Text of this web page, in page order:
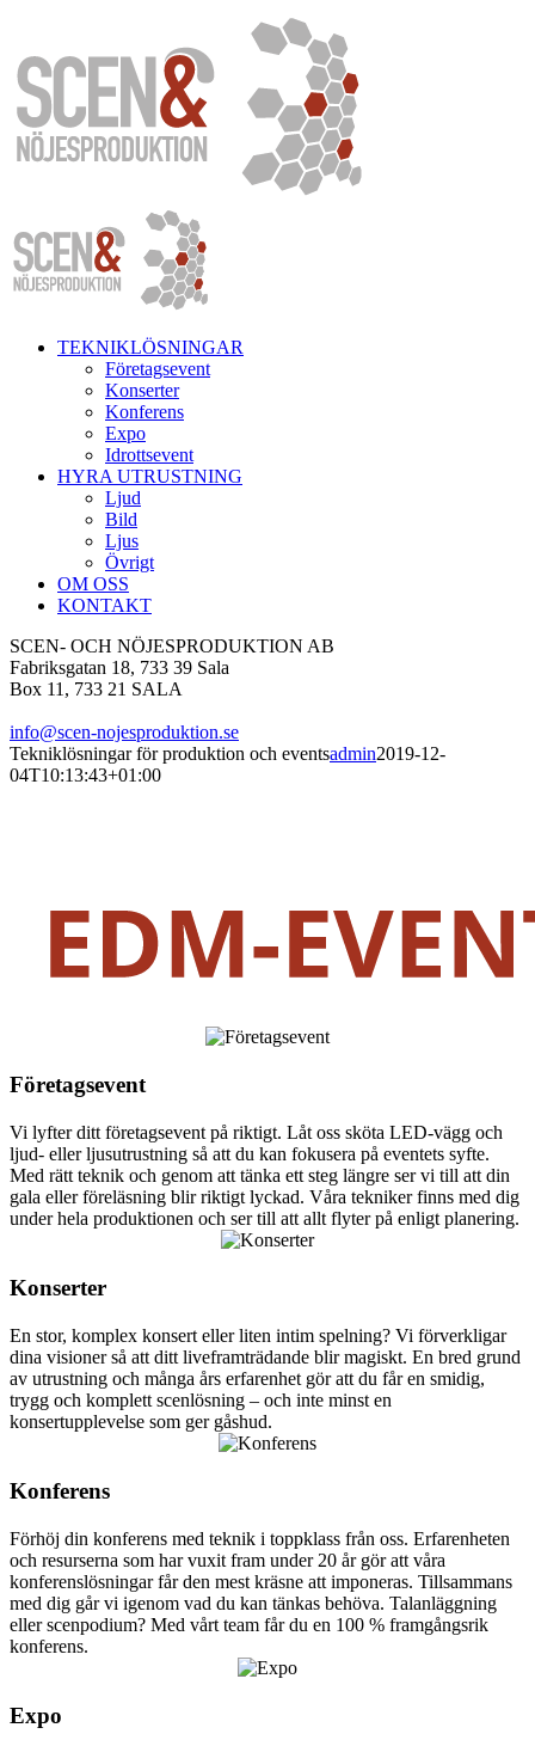
innehållet
TEKNIKLÖSNINGAR
Företagsevent
Konserter
Konferens
Expo
Idrottsevent
HYRA UTRUSTNING
Ljud
Bild
Ljus
Övrigt
OM OSS
KONTAKT
SCEN- OCH NÖJESPRODUKTION AB
Fabriksgatan 18, 733 39 Sala
Box 11, 733 21 SALA
info@scen-nojesproduktion.se
Tekniklösningar för produktion och eventsadmin2019-12-
04T10:13:43+01:00
Företagsevent
Vi lyfter ditt företagsevent på riktigt. Låt oss sköta LED-vägg och
ljud- eller ljusutrustning så att du kan fokusera på eventets syfte.
Med rätt teknik och genom att tänka ett steg längre ser vi till att din
gala eller föreläsning blir riktigt lyckad. Våra tekniker finns med dig
under hela produktionen och ser till att allt flyter på enligt planering.
Konserter
En stor, komplex konsert eller liten intim spelning? Vi förverkligar
dina visioner så att ditt liveframträdande blir magiskt. En bred grund
av utrustning och många års erfarenhet gör att du får en smidig,
trygg och komplett scenlösning – och inte minst en
konsertupplevelse som ger gåshud.
Konferens
Förhöj din konferens med teknik i toppklass från oss. Erfarenheten
och resurserna som har vuxit fram under 20 år gör att våra
konferenslösningar får den mest kräsne att imponeras. Tillsammans
med dig går vi igenom vad du kan tänkas behöva. Talanläggning
eller scenpodium? Med vårt team får du en 100 % framgångsrik
konferens.
Expo